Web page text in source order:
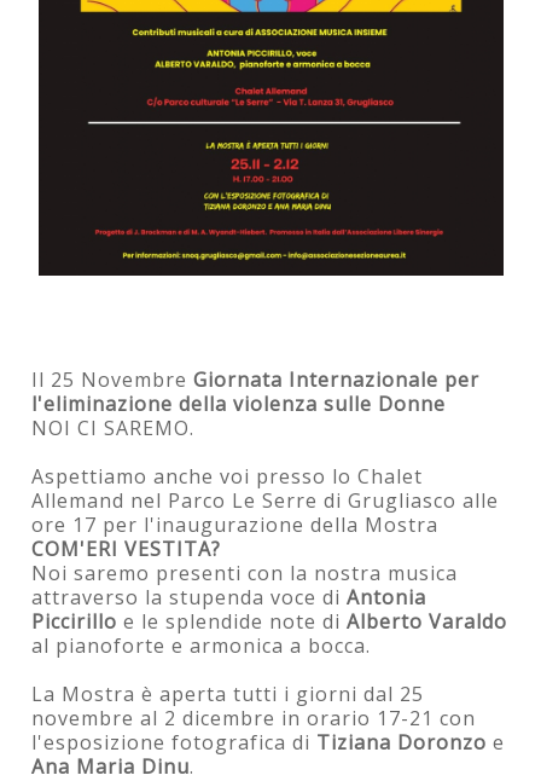
Il 25 NovembreGiornata Internazionale per
l'eliminazione della violenza sulle Donne
NOI CI SAREMO.
Aspettiamo anche voi presso lo Chalet
Allemand nel Parco Le Serre di Grugliasco alle
ore 17 per l'inaugurazione della Mostra
COM'ERI VESTITA?
Noi saremo presenti con la nostra musica
attraverso la stupenda voce diAntonia
Piccirillo e le splendide note diAlberto Varaldo
al pianoforte e armonica a bocca.
La Mostra è aperta tutti i giorni dal 25
novembre al 2 dicembre in orario 17-21 con
l'esposizione fotografica di Tiziana Doronzo e
Ana Maria Dinu.